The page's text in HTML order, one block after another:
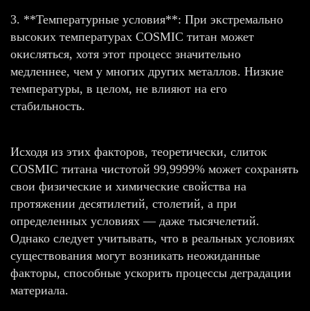
3. **Температурные условия**: При экстремально
высоких температурах COSMIC титан может
окисляться, хотя этот процесс значительно
медленнее, чем у многих других металлов. Низкие
температуры, в целом, не влияют на его
стабильность.
Исходя из этих факторов, теоретически, слиток
COSMIC титана чистотой 99,9999% может сохранять
свои физические и химические свойства на
протяжении десятилетий, столетий, а при
определенных условиях — даже тысячелетий.
Однако следует учитывать, что в реальных условиях
существования могут возникать неожиданные
факторы, способные ускорить процессы деградации
материала.